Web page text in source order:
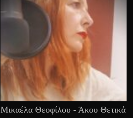
Μικαέλα Θεοφίλου - Άκου Θετικά